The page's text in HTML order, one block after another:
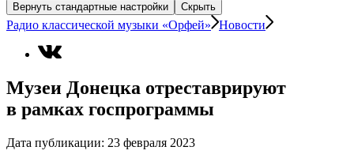
Вернуть стандартные настройки
Скрыть
Радио классической музыки «Орфей» Новости
Музеи Донецка отреставрируют
в рамках госпрограммы
Дата публикации: 23 февраля 2023